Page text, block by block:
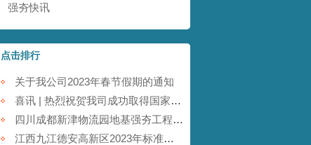
强夯快讯
点击排行
关于我公司2023年春节假期的通知
喜讯 | 热烈祝贺我司成功取得国家商标注册证书！
四川成都新津物流园地基强夯工程【康尚强夯建设】
江西九江德安高新区2023年标准厂房及配套基础设施建设项目【康尚强夯建设】